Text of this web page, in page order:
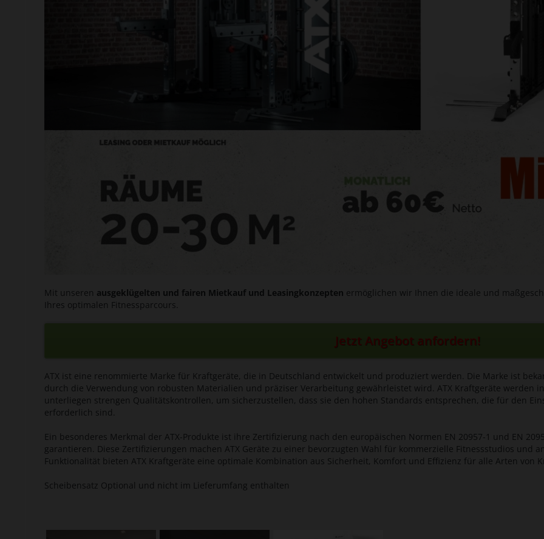
Mit unseren ausgeklügelten und fairen Mietkauf und Leasingkonzepten ermöglichen wir Ihnen die ideale und
Ihres optimalen Fitnessparcours.
Jetzt Angebot anfordern!
ATX ist eine renommierte Marke für Kraftgeräte, die in Deutschland entwickelt und produziert werden. Die Marke ist
durch die Verwendung von robusten Materialien und präziser Verarbeitung gewährleistet wird. ATX Kraftgeräte werden
unterliegen strengen Qualitätskontrollen, um sicherzustellen, dass sie den hohen Standards entsprechen, die für den
erforderlich sind.
Ein besonderes Merkmal der ATX-Produkte ist ihre Zertifizierung nach den europäischen Normen EN 20957-1 und EN
garantieren. Diese Zertifizierungen machen ATX Geräte zu einer bevorzugten Wahl für kommerzielle Fitnessstudios und
Funktionalität bieten ATX Kraftgeräte eine optimale Kombination aus Sicherheit, Komfort und Effizienz für alle Arten von
Scheibensatz Optional und nicht im Lieferumfang enthalten